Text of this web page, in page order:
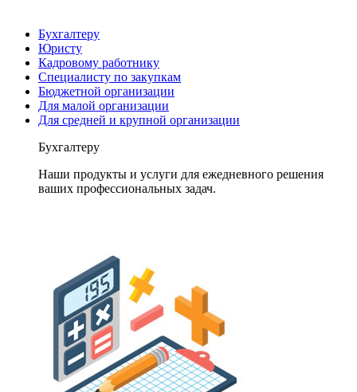
Бухгалтеру
Юристу
Кадровому работнику
Специалисту по закупкам
Бюджетной организации
Для малой организации
Для средней и крупной организации
Бухгалтеру
Наши продукты и услуги для ежедневного решения
ваших профессиональных задач.